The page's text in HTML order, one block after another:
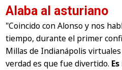
Alaba al asturiano
"Coincido con Alonso y nos
tiempo, durante el primer
Millas de Indianápolis
verdad es que fue divertido.